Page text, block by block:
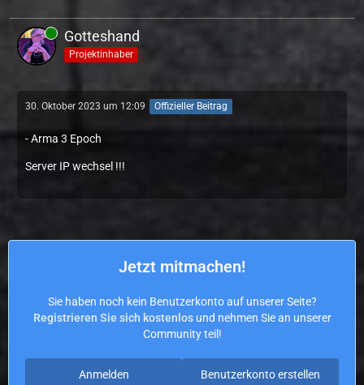
Gotteshand
Projektinhaber
30. Oktober 2023 um 12:09 Offizieller Beitrag
- Arma 3 Epoch
Server IP wechsel !!!
Jetzt mitmachen!
Sie haben noch kein Benutzerkonto auf unserer Seite?
Registrieren Sie sich kostenlosund nehmen Sie an unserer
Community teil!
Benutzerkonto erstellen
Anmelden